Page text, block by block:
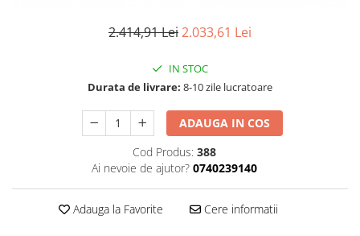
Comode lux-ultramoderne
Dulapuri haine si Sifoniere
Masute de toaleta
Noptiere dormitor
2.414,91 Lei2.033,61 Lei
IN STOC
Durata de livrare: 8-10 zile lucratoare
ADAUGA IN COS
Cod Produs: 388
Ai nevoie de ajutor? 0740239140
Adauga la Favorite Cere informatii